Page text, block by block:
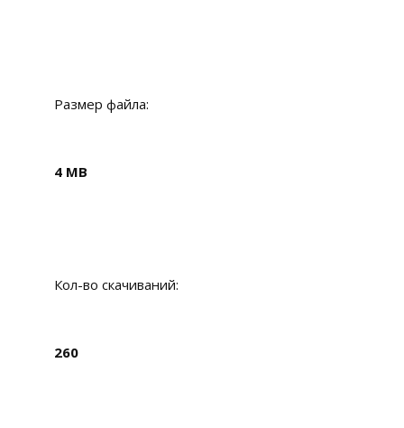
Размер файла:
4 MB
Кол-во скачиваний:
260